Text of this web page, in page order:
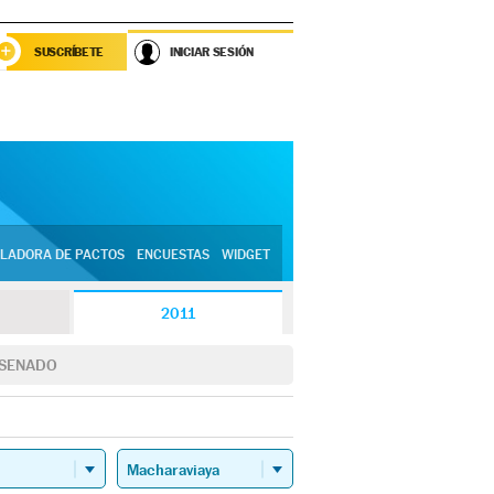
SUSCRÍBETE INICIAR SESIÓN
DE PACTOS ENCUESTAS WIDGET
2011